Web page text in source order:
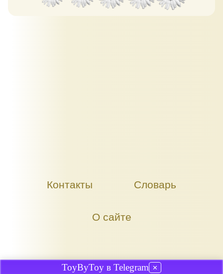
Контакты Словарь
О сайте
ToyByToy в Telegram ✕